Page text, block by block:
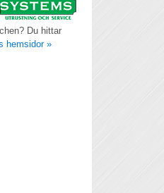
Du hittar
hemsidor »